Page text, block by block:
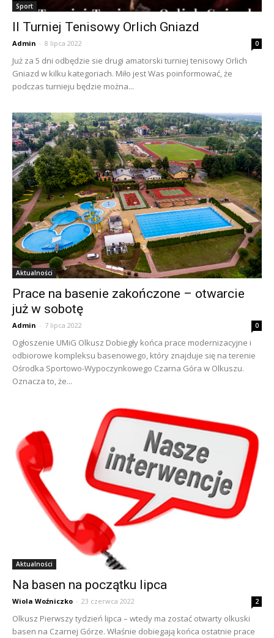
Sport
II Turniej Tenisowy Orlich Gniazd
Admin - 8 lipca 2022 0
Już za 5 dni odbędzie sie drugi amatorski turniej tenisowy Orlich
Gniazd w kilku kategoriach. Miło jest Was poinformować, że
podczas turnieju będzie można...
Aktualności
Prace na basenie zakończone – otwarcie
już w sobotę
Admin - 7 lipca 2022 0
Ogłoszenie UMiG Olkusz Dobiegły końca prace modernizacyjne i
odbiorowe kompleksu basenowego, który znajduje się na terenie
Ośrodka Sportowo-Wypoczynkowego Czarna Góra w Olkuszu.
Oznacza to, że...
Aktualności
Na basen na początku lipca
Wiola Woźniczko - 23 czerwca 2022 2
Olkusz Pierwszy tydzień lipca – wtedy ma zostać otwarty olkuski
basen na Czarnej Górze. Właśnie dobiegają końca ostatnie prace